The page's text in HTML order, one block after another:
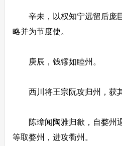
辛未，以权知宁远留后庞
略并为节度使。
庚辰，钱镠如睦州。
西川将王宗阮攻归州，获其
陈璋闻陶雅归歙，自婺州
等取婺州，进攻衢州。